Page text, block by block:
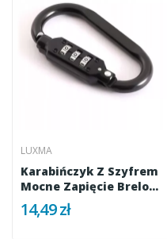
LUXMA
Karabińczyk Z Szyfrem
Mocne Zapięcie Brelok
Do...
14,49 zł